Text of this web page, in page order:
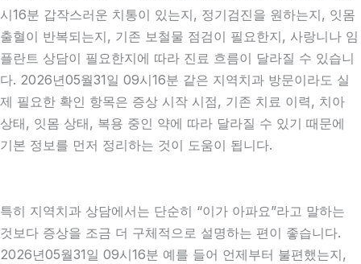
시16분 갑작스러운 치통이 있는지, 정기검진을 원하는지, 잇몸
출혈이 반복되는지, 기존 보철물 점검이 필요한지, 사랑니나 임
플란트 상담이 필요한지에 따라 진료 흐름이 달라질 수 있습니
다. 2026년05월31일 09시16분 같은 지역치과 방문이라도 실
제 필요한 확인 항목은 증상 시작 시점, 기존 치료 이력, 치아
상태, 잇몸 상태, 복용 중인 약에 따라 달라질 수 있기 때문에
기본 정보를 먼저 정리하는 것이 도움이 됩니다.
특히 지역치과 상담에서는 단순히 “이가 아파요”라고 말하는
것보다 증상을 조금 더 구체적으로 설명하는 편이 좋습니다.
2026년05월31일 09시16분 예를 들어 언제부터 불편했는지,